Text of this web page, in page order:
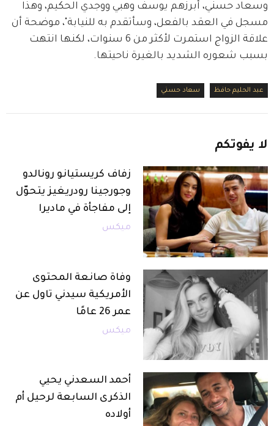
وسعاد حسني، أبرزهم يوسف وهبي ووجدي الحكيم، وهذا
مسجل في العقد بالفعل، وسأتقدم به للنيابة"، موضحة أن
علاقة الزواج استمرت لأكثر من 6 سنوات، لكنها انتهت
بسبب شعوره الشديد بالغيرة ناحيتها.
عبد الحليم حافظ سعاد حسني
لا يفوتكم
زفاف كريستيانو رونالدو
وجورجينا رودريغيز يتحوّل
إلى مفاجأة في ماديرا
ميكس
وفاة صانعة المحتوى
الأمريكية سيدني تاول عن
عمر 26 عامًا
ميكس
أحمد السعدني يحيي
الذكرى السابعة لرحيل أم
أولاده